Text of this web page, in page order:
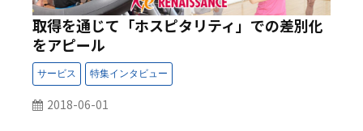
取得を通じて「ホスピタリティ」での差別化
をアピール
2018-06-01